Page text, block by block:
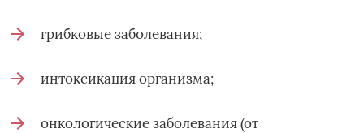
грибковые заболевания;
интоксикация организма;
онкологические заболевания (от